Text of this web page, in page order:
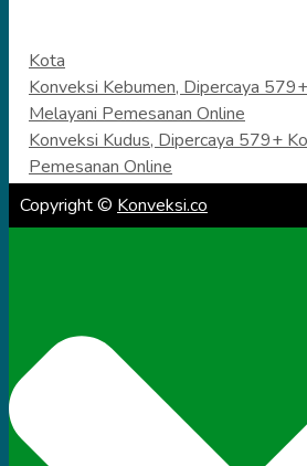
Categories
Kota
Konveksi Kebumen, Dipercaya
Melayani Pemesanan Online
Konveksi Kudus, Dipercaya 579+
Pemesanan Online
Copyright © Konveksi.co